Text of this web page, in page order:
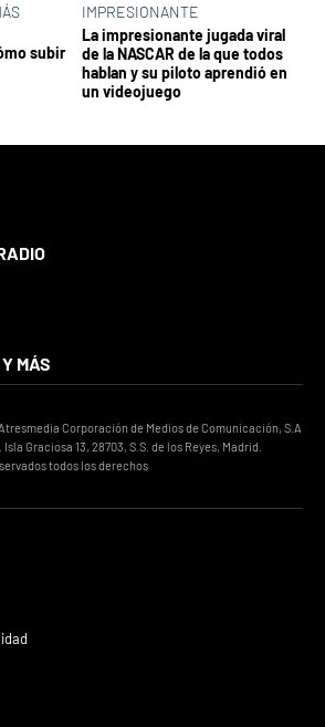
subir
IMPRESIONANTE
La impresionante jugada viral
de la NASCAR de la que todos
hablan y su piloto aprendió en
un videojuego
MÁS
Corporación de Medios de Comunicación, S.A
Isla Graciosa 13, 28703, S.S. de los Reyes, Madrid.
todos los derechos